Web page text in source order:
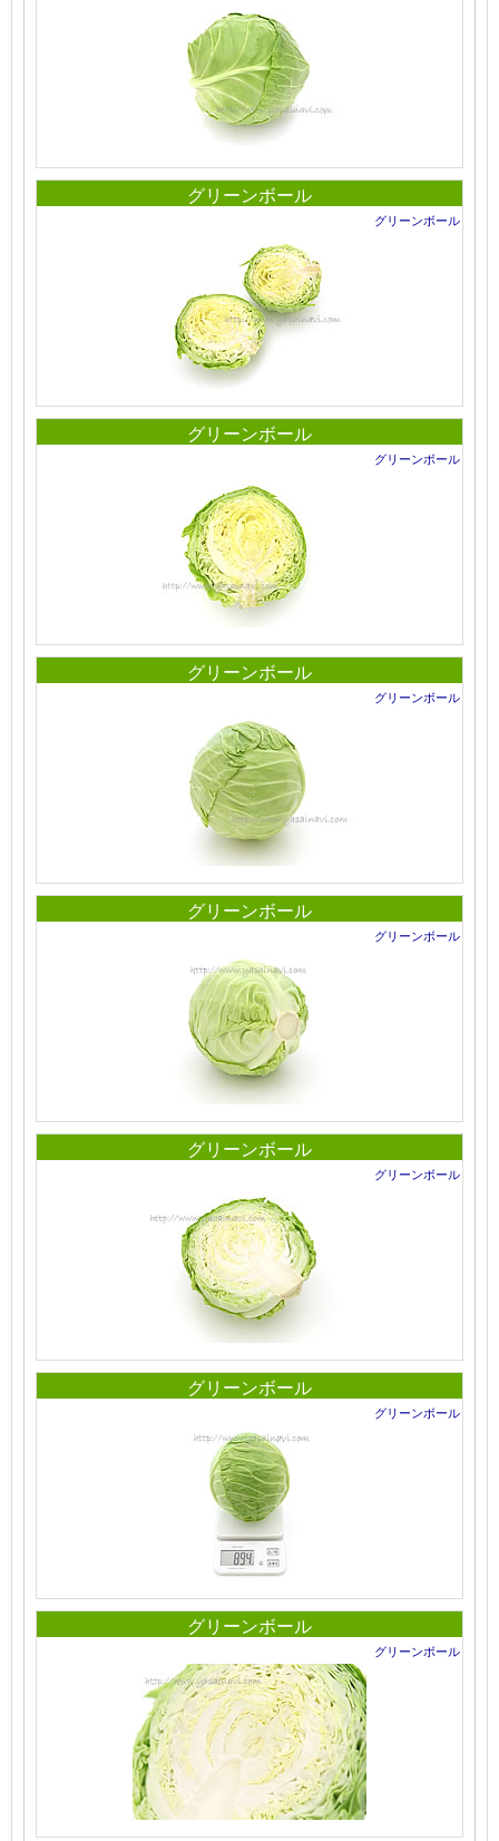
グリーンボール
グリーンボール
グリーンボール
グリーンボール
グリーンボール
グリーンボール
グリーンボール
グリーンボール
グリーンボール
グリーンボール
グリーンボール
グリーンボール
グリーンボール
グリーンボール